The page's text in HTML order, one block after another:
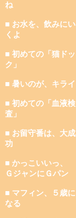
ね
■ お水を、飲みにい
くよ
■ 初めての「猫ドッ
ク」
■ 暑いのが、キライ
■ 初めての「血液検
査」
■ お留守番は、大成
功
■ かっこいいっ、
ＧジャンにＧパン
■ マフィン、５歳に
なる